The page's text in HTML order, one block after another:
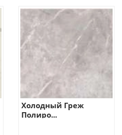
Холодный Греж
Полиро...